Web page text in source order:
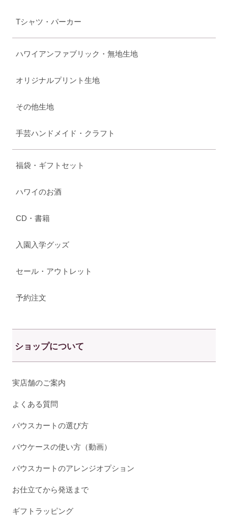
Tシャツ・パーカー
ハワイアンファブリック・無地生地
オリジナルプリント生地
その他生地
手芸ハンドメイド・クラフト
福袋・ギフトセット
ハワイのお酒
CD・書籍
入園入学グッズ
セール・アウトレット
予約注文
ショップについて
実店舗のご案内
よくある質問
パウスカートの選び方
パウケースの使い方（動画）
パウスカートのアレンジオプション
お仕立てから発送まで
ギフトラッピング